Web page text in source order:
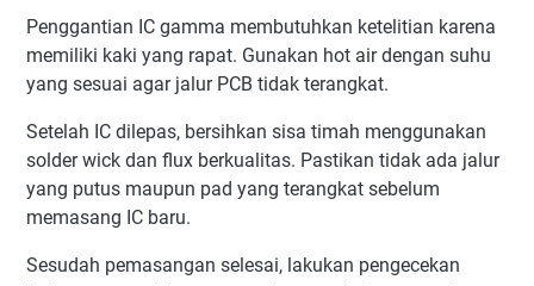
Penggantian IC gamma membutuhkan ketelitian karena
memiliki kaki yang rapat. Gunakan hot air dengan suhu
yang sesuai agar jalur PCB tidak terangkat.
Setelah IC dilepas, bersihkan sisa timah menggunakan
solder wick dan flux berkualitas. Pastikan tidak ada jalur
yang putus maupun pad yang terangkat sebelum
memasang IC baru.
Sesudah pemasangan selesai, lakukan pengecekan